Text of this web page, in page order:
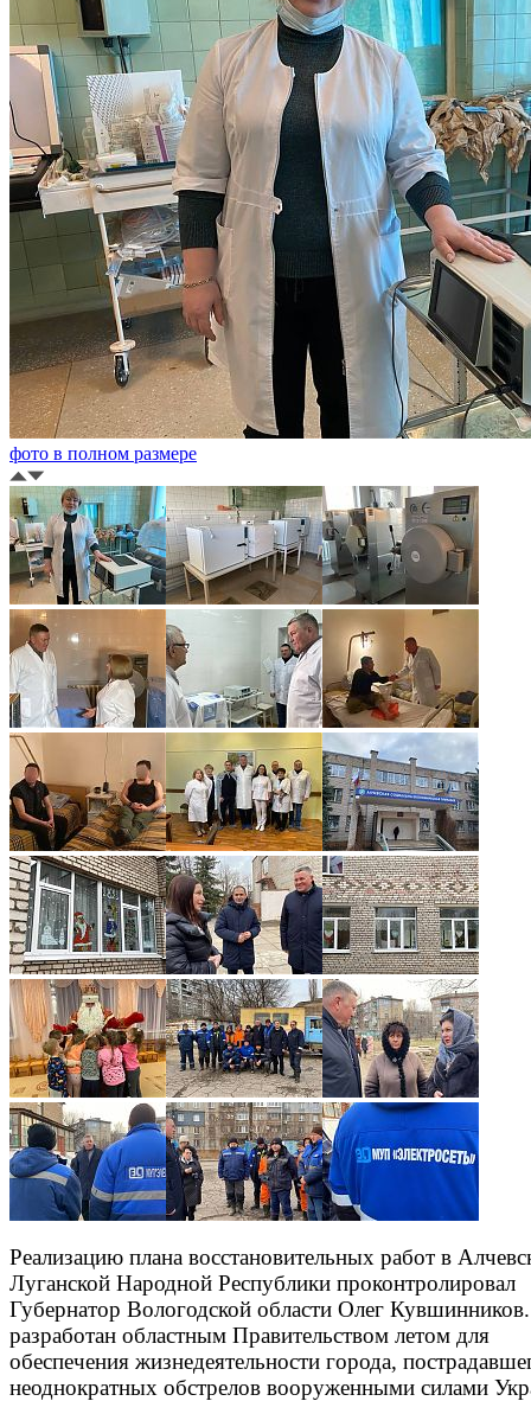
фото в полном размере
Реализацию плана восстановительных работ в
Луганской Народной Республики проконтролировал
Губернатор Вологодской области Олег
разработан областным Правительством летом для
обеспечения жизнедеятельности города,
неоднократных обстрелов вооруженными силами